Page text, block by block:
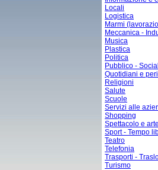
Locali
Logistica
Marmi
Meccanica -
Musica
Plastica
Politica
Pubblico -
Quotidiani e
Religioni
Salute
Scuole
Servizi alle
Shopping
Spettacolo e arte
Sport - Tempo
Teatro
Telefonia
Trasporti -
Turismo